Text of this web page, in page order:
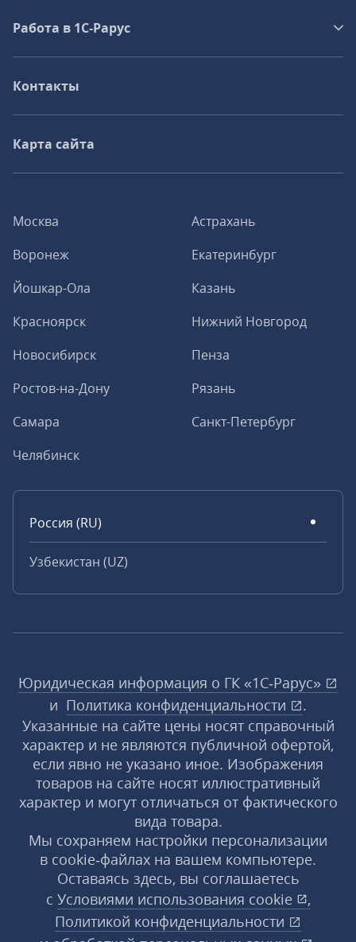
Москва
Астрахань
Воронеж
Екатеринбург
Йошкар-Ола
Казань
Красноярск
Нижний Новгород
Новосибирск
Пенза
Ростов-на-Дону
Рязань
Самара
Санкт-Петербург
Челябинск
Россия (RU)
Узбекистан (UZ)
Работа в 1С‑Рарус
Контакты
Карта сайта
Юридическая информация о ГК «1С‑Рарус»
и Политика конфиденциальности
.
Указанные на сайте цены носят справочный
характер и не являются публичной офертой,
если явно не указано иное. Изображения
товаров на сайте носят иллюстративный
характер и могут отличаться от фактического
вида товара.
Мы сохраняем настройки персонализации
в cookie‑файлах на вашем компьютере.
Оставаясь здесь, вы соглашаетесь
с Условиями использования cookie
,
Политикой конфиденциальности